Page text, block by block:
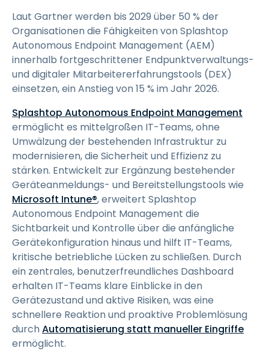
Laut Gartner werden bis 2029 über 50 % der
Organisationen die Fähigkeiten von Splashtop
Autonomous Endpoint Management (AEM)
innerhalb fortgeschrittener Endpunktverwaltungs-
und digitaler Mitarbeitererfahrungstools (DEX)
einsetzen, ein Anstieg von 15 % im Jahr 2026.
Splashtop Autonomous Endpoint Management
ermöglicht es mittelgroßen IT-Teams, ohne
Umwälzung der bestehenden Infrastruktur zu
modernisieren, die Sicherheit und Effizienz zu
stärken. Entwickelt zur Ergänzung bestehender
Geräteanmeldungs- und Bereitstellungstools wie
Microsoft Intune®, erweitert Splashtop
Autonomous Endpoint Management die
Sichtbarkeit und Kontrolle über die anfängliche
Gerätekonfiguration hinaus und hilft IT-Teams,
kritische betriebliche Lücken zu schließen. Durch
ein zentrales, benutzerfreundliches Dashboard
erhalten IT-Teams klare Einblicke in den
Gerätezustand und aktive Risiken, was eine
schnellere Reaktion und proaktive Problemlösung
durchAutomatisierung statt manueller Eingriffe
ermöglicht.